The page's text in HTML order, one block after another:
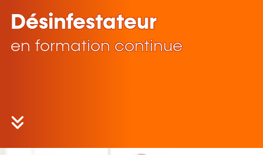
Désinfestateur
en formation continue